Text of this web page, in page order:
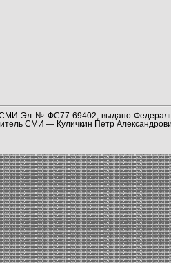
СМИ Эл № ФС77-69402, выдано
СМИ — Куличкин Петр